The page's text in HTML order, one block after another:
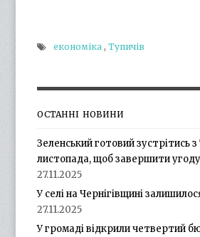
економіка ,Тупичів
ОСТАННІ НОВИНИ
Зеленський готовий зустрітись
листопада, щоб завершити
27.11.2025
У селі на Чернігівщині
27.11.2025
У громаді відкрили четвертий